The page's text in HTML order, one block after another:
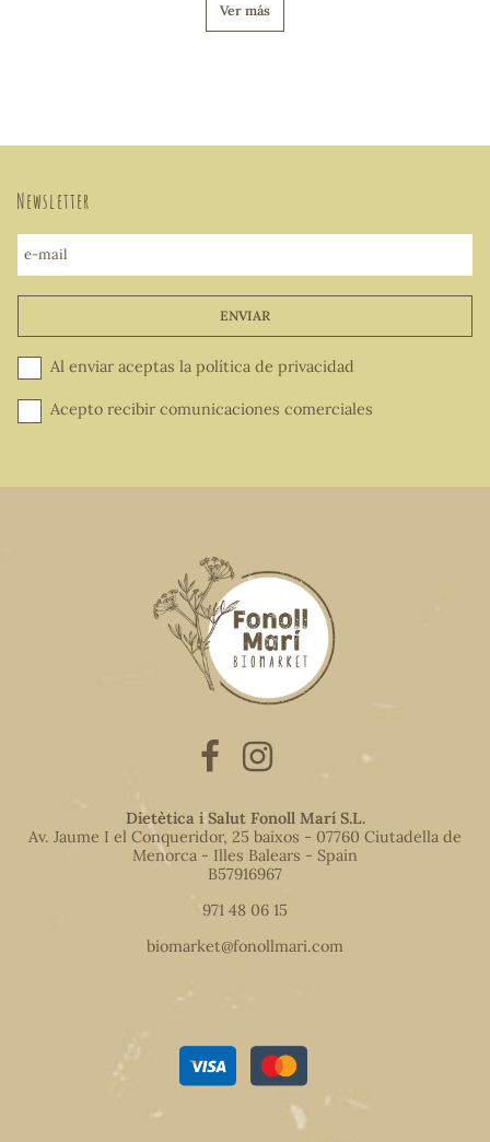
Ver más
Newsletter
e-mail
ENVIAR
Al enviar aceptas la política de privacidad
Acepto recibir comunicaciones comerciales
Dietètica i Salut Fonoll Marí S.L.
Av. Jaume I el Conqueridor, 25 baixos - 07760 Ciutadella de
Menorca - Illes Balears - Spain
B57916967
971 48 06 15
biomarket@fonollmari.com